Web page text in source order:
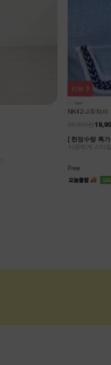
드 반팔 숏자켓
NK41-O-4/홀
섹시한 홀터넥
Free
리뷰 0